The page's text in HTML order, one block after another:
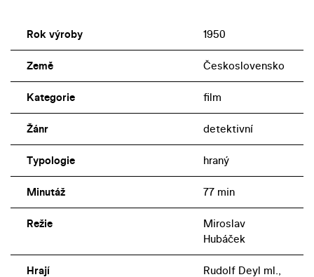
Rok výroby 1950
Země Československo
Kategorie film
Žánr detektivní
Typologie hraný
Minutáž 77 min
Režie
Miroslav
Hubáček
Hrají Rudolf Deyl ml.,